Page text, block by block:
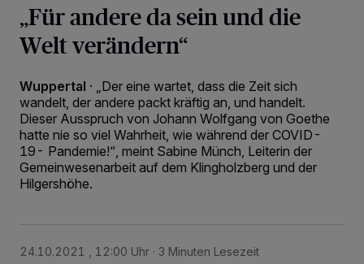
„Für andere da sein und die
Welt verändern“
Wuppertal · „Der eine wartet, dass die Zeit sich
wandelt, der andere packt kräftig an, und handelt.
Dieser Ausspruch von Johann Wolfgang von Goethe
hatte nie so viel Wahrheit, wie während der COVID-
19- Pandemie!“, meint Sabine Münch, Leiterin der
Gemeinwesenarbeit auf dem Klingholzberg und der
Hilgershöhe.
24.10.2021 , 12:00 Uhr 3 Minuten Lesezeit